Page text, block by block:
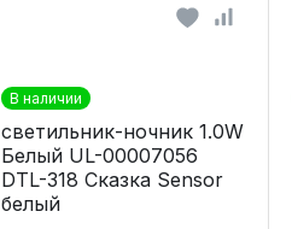
В наличии
светильник-ночник 1.0W
Белый UL-00007056
DTL-318 Сказка Sensor
белый